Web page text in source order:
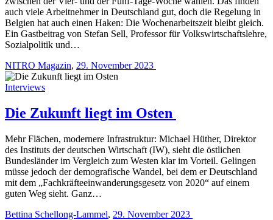
auch viele Arbeitnehmer in Deutschland gut, doch die Regelung in
Belgien hat auch einen Haken: Die Wochenarbeitszeit bleibt gleich.
Ein Gastbeitrag von Stefan Sell, Professor für Volkswirtschaftslehre,
Sozialpolitik und…
NITRO Magazin, 29. November 2023
Interviews
Die Zukunft liegt im Osten
Mehr Flächen, modernere Infrastruktur: Michael Hüther, Direktor
des Instituts der deutschen Wirtschaft (IW), sieht die östlichen
Bundesländer im Vergleich zum Westen klar im Vorteil. Gelingen
müsse jedoch der demografische Wandel, bei dem er Deutschland
mit dem „Fachkräfteeinwanderungsgesetz von 2020“ auf einem
guten Weg sieht. Ganz…
Bettina Schellong-Lammel, 29. November 2023